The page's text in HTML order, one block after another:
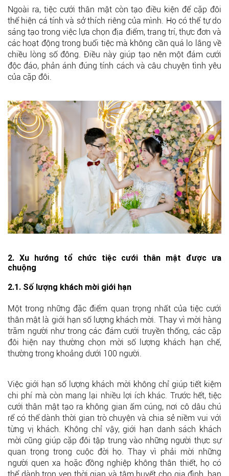
Ngoài ra, tiệc cưới thân mật còn tạo điều kiện để cặp đôi
thể hiện cá tính và sở thích riêng của mình. Họ có thể tự do
sáng tạo trong việc lựa chọn địa điểm, trang trí, thực đơn và
các hoạt động trong buổi tiệc mà không cần quá lo lắng về
chiều lòng số đông. Điều này giúp tạo nên một đám cưới
độc đáo, phản ánh đúng tính cách và câu chuyện tình yêu
của cặp đôi.
2. Xu hướng tổ chức tiệc cưới thân mật được ưa
chuộng
2.1. Số lượng khách mời giới hạn
Một trong những đặc điểm quan trọng nhất của tiệc cưới
thân mật là giới hạn số lượng khách mời. Thay vì mời hàng
trăm người như trong các đám cưới truyền thống, các cặp
đôi hiện nay thường chọn mời số lượng khách hạn chế,
thường trong khoảng dưới 100 người.
Việc giới hạn số lượng khách mời không chỉ giúp tiết kiệm
chi phí mà còn mang lại nhiều lợi ích khác. Trước hết, tiệc
cưới thân mật tạo ra không gian ấm cúng, nơi cô dâu chú
rể có thể dành thời gian trò chuyện và chia sẻ niềm vui với
từng vị khách. Không chỉ vậy, giới hạn danh sách khách
mời cũng giúp cặp đôi tập trung vào những người thực sự
quan trọng trong cuộc đời họ. Thay vì phải mời những
người quen xa hoặc đồng nghiệp không thân thiết, họ có